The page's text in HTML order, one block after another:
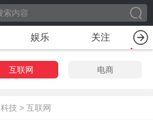
娱乐 关注
互联网 电商
科技 > 互联网